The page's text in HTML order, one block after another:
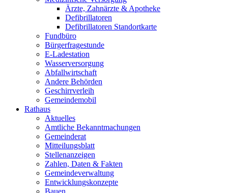
Ärzte, Zahnärzte & Apotheke
Defibrillatoren
Defibrillatoren Standortkarte
Fundbüro
Bürgerfragestunde
E-Ladestation
Wasserversorgung
Abfallwirtschaft
Andere Behörden
Geschirrverleih
Gemeindemobil
Rathaus
Aktuelles
Amtliche Bekanntmachungen
Gemeinderat
Mitteilungsblatt
Stellenanzeigen
Zahlen, Daten & Fakten
Gemeindeverwaltung
Entwicklungskonzepte
Bauen